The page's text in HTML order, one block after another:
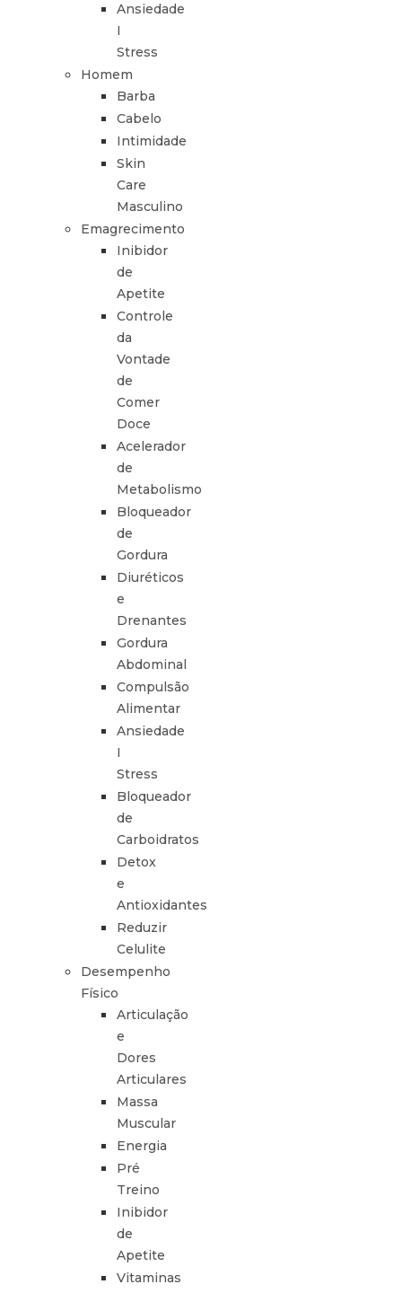
Ansiedade
I
Stress
Homem
Barba
Cabelo
Intimidade
Skin
Care
Masculino
Emagrecimento
Inibidor
de
Apetite
Controle
da
Vontade
de
Comer
Doce
Acelerador
de
Metabolismo
Bloqueador
de
Gordura
Diuréticos
e
Drenantes
Gordura
Abdominal
Compulsão
Alimentar
Ansiedade
I
Stress
Bloqueador
de
Carboidratos
Detox
e
Antioxidantes
Reduzir
Celulite
Desempenho
Físico
Articulação
e
Dores
Articulares
Massa
Muscular
Energia
Pré
Treino
Inibidor
de
Apetite
Vitaminas